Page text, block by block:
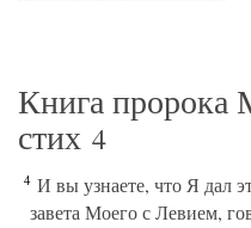
Книга пророка
стих 4
4 И вы узнаете, что Я дал
завета Моего с Левием,